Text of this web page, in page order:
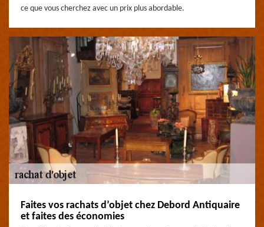
ce que vous cherchez avec un prix plus abordable.
Faites vos rachats d’objet chez Debord Antiquaire
et faites des économies